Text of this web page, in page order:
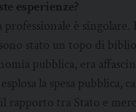
esperienze?
professionale è singolare.
stato un topo di
pubblica, era
la spesa pubblica,
rapporto tra Stato e